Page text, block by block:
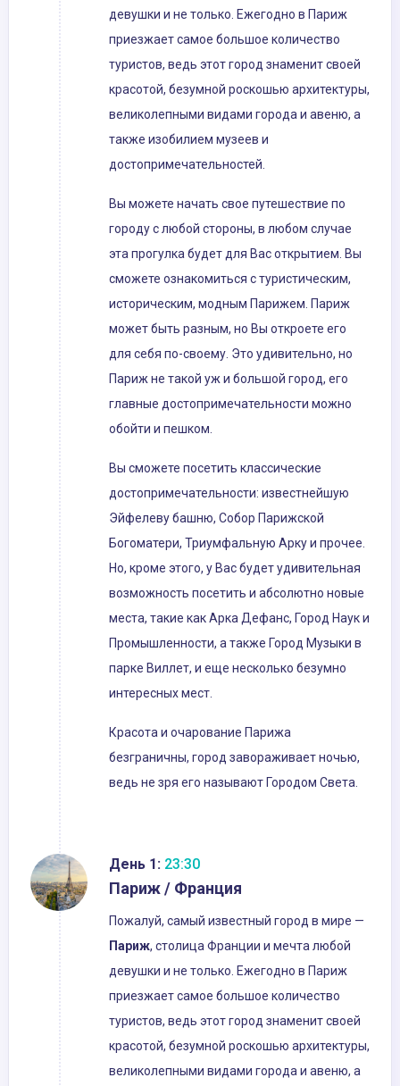
девушки и не только. Ежегодно в Париж
приезжает самое большое количество
туристов, ведь этот город знаменит своей
красотой, безумной роскошью архитектуры,
великолепными видами города и авеню, а
также изобилием музеев и
достопримечательностей.
Вы можете начать свое путешествие по
городу с любой стороны, в любом случае
эта прогулка будет для Вас открытием. Вы
сможете ознакомиться с туристическим,
историческим, модным Парижем. Париж
может быть разным, но Вы откроете его
для себя по-своему. Это удивительно, но
Париж не такой уж и большой город, его
главные достопримечательности можно
обойти и пешком.
Вы сможете посетить классические
достопримечательности: известнейшую
Эйфелеву башню, Собор Парижской
Богоматери, Триумфальную Арку и прочее.
Но, кроме этого, у Вас будет удивительная
возможность посетить и абсолютно новые
места, такие как Арка Дефанс, Город Наук и
Промышленности, а также Город Музыки в
парке Виллет, и еще несколько безумно
интересных мест.
Красота и очарование Парижа
безграничны, город завораживает ночью,
ведь не зря его называют Городом Света.
День 1: 23:30
Париж / Франция
Пожалуй, самый известный город в мире —
Париж, столица Франции и мечта любой
девушки и не только. Ежегодно в Париж
приезжает самое большое количество
туристов, ведь этот город знаменит своей
красотой, безумной роскошью архитектуры,
великолепными видами города и авеню, а